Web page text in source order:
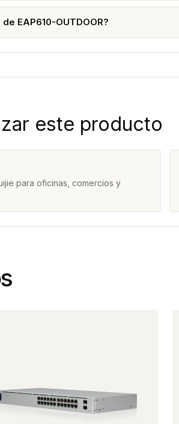
EAP610-OUTDOOR?
este producto
para oficinas, comercios y